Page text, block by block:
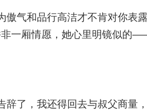
气和品行高洁才不肯对你表露
非一厢情愿，她心里明镜似的
了，我还得回去与叔父商量，